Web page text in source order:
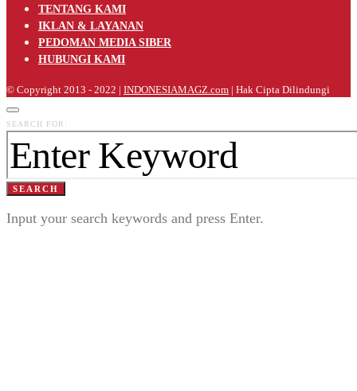
TENTANG KAMI
IKLAN & LAYANAN
PEDOMAN MEDIA SIBER
HUBUNGI KAMI
© Copyright 2013 - 2022 | INDONESIAMAGZ.com | Hak Cipta Dilindungi
SEARCH FOR:
SEARCH
Input your search keywords and press Enter.